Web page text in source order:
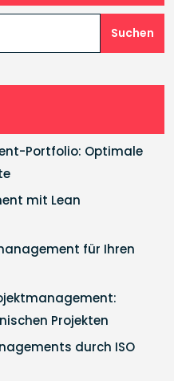
Suchen
Portfolio: Optimale
mit Lean
für Ihren
Projekten
durch ISO